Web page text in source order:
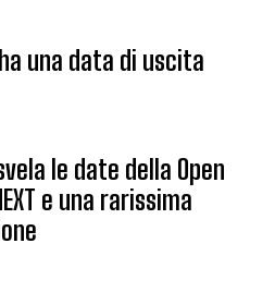
una data di uscita
le date della Open
e una rarissima